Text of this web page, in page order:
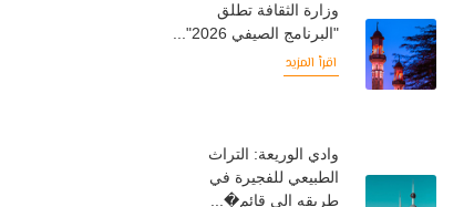
وزارة الثقافة تطلق
"البرنامج الصيفي 2026"...
اقرأ المزيد
وادي الوريعة: التراث
الطبيعي للفجيرة في
طريقه إلى قائم�...